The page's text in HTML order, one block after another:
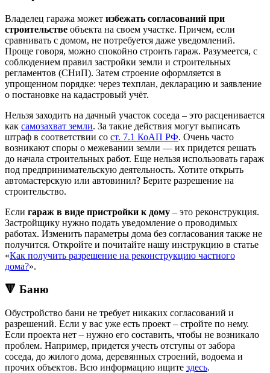
Владелец гаража может избежать согласований при
строительстве объекта на своем участке. Причем, если
сравнивать с домом, не потребуется даже уведомлений.
Проще говоря, можно спокойно строить гараж. Разумеется, с
соблюдением правил застройки земли и строительных
регламентов (СНиП). Затем строение оформляется в
упрощенном порядке: через техплан, декларацию и заявление
о постановке на кадастровый учёт.
Нельзя заходить на дачный участок соседа – это расценивается
как самозахват земли. За такие действия могут выписать
штраф в соответствии со ст. 7.1 КоАП РФ. Очень часто
возникают споры о межевании земли — их придется решать
до начала строительных работ. Еще нельзя использовать гараж
под предпринимательскую деятельность. Хотите открыть
автомастерскую или автовинил? Берите разрешение на
строительство.
Если гараж в виде пристройки к дому – это реконструкция.
Застройщику нужно подать уведомление о проводимых
работах. Изменить параметры дома без согласования также не
получится. Откройте и почитайте нашу инструкцию в статье
«Как получить разрешение на реконструкцию частного
дома?».
🔻 Баню
Обустройство бани не требует никаких согласований и
разрешений. Если у вас уже есть проект – стройте по нему.
Если проекта нет – нужно его составить, чтобы не возникало
проблем. Например, придется учесть отступы от забора
соседа, до жилого дома, деревянных строений, водоема и
прочих объектов. Всю информацию ищите здесь.